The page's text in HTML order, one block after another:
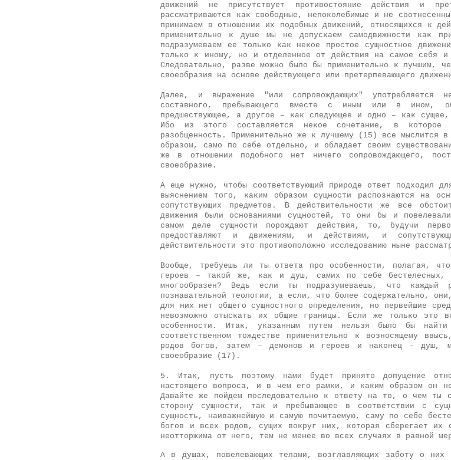
движений не присутствует противостояние действия и
рассматриваются как свободные, непоколебимые и не
принимаем в отношении их подобных движений, относящихся к
применительно к душе мы не допускаем самодвижности как
подразумеваем ее только как некое простое сущностное
только к иному, но и отделенное от действия на самое себя
Следовательно, разве можно было бы применительно к лучшим,
своеобразия на основе действующего или претерпевающего
Далее, и выражение "или сопровождающих" употребляется
составного, пребывающего вместе с иным или в ином,
предшествующее, а другое – как следующее и одно – как
Ибо из этого составляется некое сочетание, в которое
разобщенность. Применительно же к лучшему (15) все мыслится
образом, само по себе отдельно, и обладает своим
же в отношении подобного нет ничего сопровождающего,
своеобразие.
А еще нужно, чтобы соответствующий природе ответ подходил
выяснением того, каким образом сущности распознаются на
сопутствующих предметов. В действительности же все
движения были основаниями сущностей, то они бы и
самом деле сущности порождают действия, то, будучи
предоставляют и движениям, и действиям, и
действительности это противоположно исследованию ныне
Вообще, требуешь ли ты ответа про особенности, полагая,
героев – такой же, как и душ, самих по себе бестелесных,
многообразен? Ведь если ты подразумеваешь, что
познавательной теологии, а если, что более содержательно,
для них нет общего сущностного определения, но первейшие
невозможно отыскать их общие границы. Если же только это
особенности. Итак, указанным путем нельзя было бы
соответственном тождестве применительно к возносящему
родов богов, затем – демонов и героев и наконец – душ,
своеобразие (17).
5. Итак, пусть поэтому нами будет принято допущение
настоящего вопроса, и в чем его рамки, и каким образом он
Давайте же пойдем последовательно к ответу на то, о чем
сторону сущности, так и пребывающее в соответствии с
сущность, наиважнейшую и самую почитаемую, саму по себе
богов и всех родов, сущих вокруг них, которая сберегает их
неотторжима от него, тем не менее во всех случаях в равной
А в душах, повелевающих телами, возглавляющих заботу о